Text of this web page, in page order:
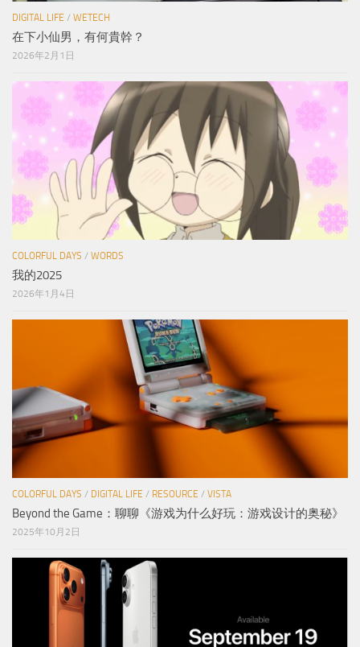
DIGITAL LIFE / WETECH
在下小仙男，有何貴幹？
2026年2月1日
COLORFUL DAYS / WORDS
我的2025
2026年1月4日
COLORFUL DAYS / DIGITAL LIFE / RESOURCE / VISTA
Beyond the Game：聊聊《游戏为什么好玩：游戏设计的奥秘》
2025年10月2日